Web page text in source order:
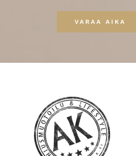
VARAA AIKA